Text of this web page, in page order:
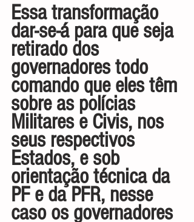
Essa transformação
dar-se-á para que seja
retirado dos
governadores todo
comando que eles têm
sobre as polícias
Militares e Civis, nos
seus respectivos
Estados, e sob
orientação técnica da
PF e da PFR, nesse
caso os governadores